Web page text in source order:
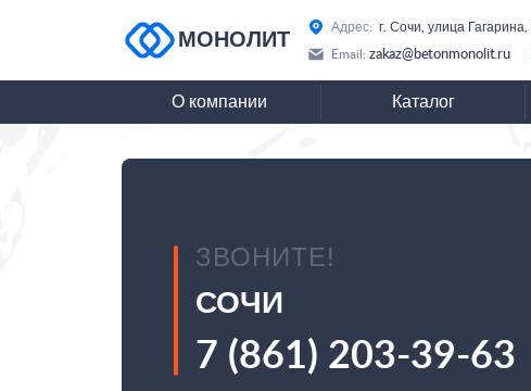
МОНОЛИТ
Адрес: г. Сочи, улица
Email: zakaz@betonmonolit.ru
О компании Каталог
ЗВОНИТЕ!
СОЧИ
7 (861) 203-39-63